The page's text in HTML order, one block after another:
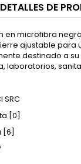
DETALLES DE
en microfibra
ajustable para
destinado a
laboratorios,
SRC
[0]
[6]